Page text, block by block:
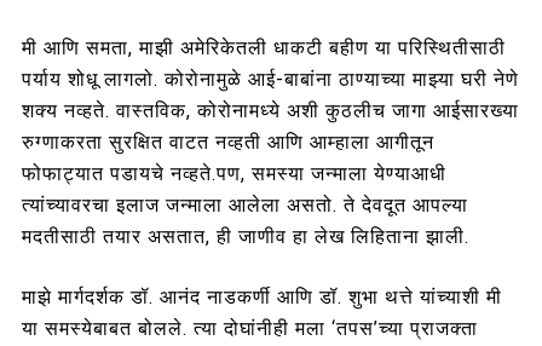
मी आणि समता, माझी अमेरिकेतली धाकटी बहीण या परिस्थितीसाठी
पर्याय शोधू लागलो. कोरोनामुळे आई-बाबांना ठाण्याच्या माझ्या घरी नेणे
शक्य नव्हते. वास्तविक, कोरोनामध्ये अशी कुठलीच जागा आईसारख्या
रुग्णाकरता सुरक्षित वाटत नव्हती आणि आम्हाला आगीतून
फोफाट्यात पडायचे नव्हते.पण, समस्या जन्माला येण्याआधी
त्यांच्यावरचा इलाज जन्माला आलेला असतो. ते देवदूत आपल्या
मदतीसाठी तयार असतात, ही जाणीव हा लेख लिहिताना झाली.
माझे मार्गदर्शक डॉ. आनंद नाडकर्णी आणि डॉ. शुभा थत्ते यांच्याशी मी
या समस्येबाबत बोलले. त्या दोघांनीही मला ‘तपस’च्या प्राजक्ता